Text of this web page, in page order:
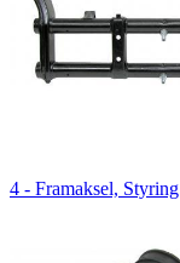
4 - Framaksel, Styring